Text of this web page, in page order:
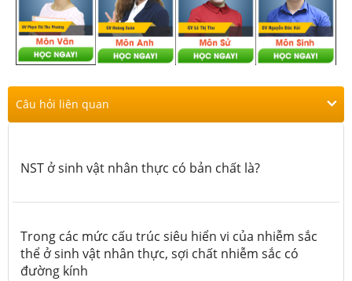
Câu hỏi liên quan
NST ở sinh vật nhân thực có bản chất là?
Trong các mức cấu trúc siêu hiển vi của nhiễm sắc
thể ở sinh vật nhân thực, sợi chất nhiễm sắc có
đường kính